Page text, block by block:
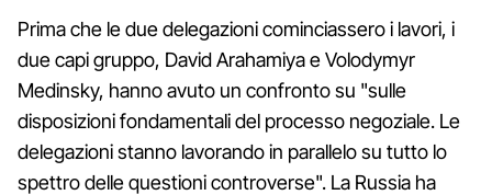
Prima che le due delegazioni cominciassero i lavori, i
due capi gruppo, David Arahamiya e Volodymyr
Medinsky, hanno avuto un confronto su "sulle
disposizioni fondamentali del processo negoziale. Le
delegazioni stanno lavorando in parallelo su tutto lo
spettro delle questioni controverse". La Russia ha